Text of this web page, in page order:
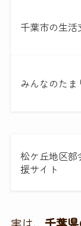
千葉市の生活
みんなのた
松ケ丘地区
援サイト